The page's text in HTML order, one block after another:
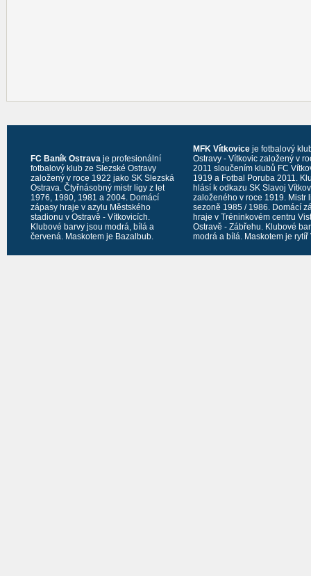
FC Baník Ostrava je profesionální
fotbalový klub ze Slezské Ostravy
založený v roce 1922 jako SK Slezská
Ostrava. Čtyřnásobný mistr ligy z let
1976, 1980, 1981 a 2004. Domácí
zápasy hraje v azylu Městského
stadionu v Ostravě - Vítkovicích.
Klubové barvy jsou modrá, bílá a
červená. Maskotem je Bazalbub.
MFK Vítkovice je fotbalový
Ostravy - Vítkovic založený v
2011 sloučením klubů FC
1919 a Fotbal Poruba 2011.
hlásí k odkazu SK Slavoj
založeného v roce 1919. Mistr
sezoně 1985 / 1986. Domácí
hraje v Tréninkovém centru
Ostravě - Zábřehu. Klubové
modrá a bílá. Maskotem je rytíř